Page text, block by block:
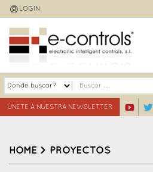
Jump
to
navigation
LOGIN
ÚNETE A NUESTRA NEWSLETTER
HOME > PROYECTOS